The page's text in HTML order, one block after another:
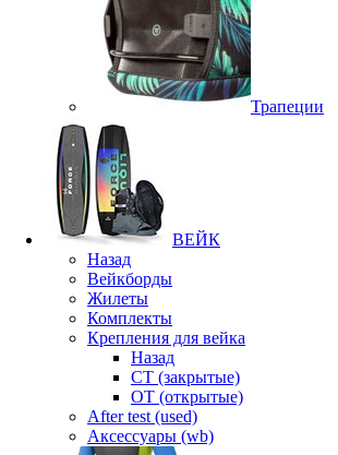
Трапеции
ВЕЙК
Назад
Вейкборды
Жилеты
Комплекты
Крепления для вейка
Назад
CT (закрытые)
OT (открытые)
After test (used)
Аксессуары (wb)